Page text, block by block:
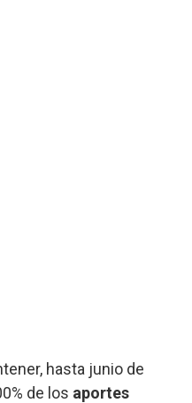
hasta junio de
de los aportes